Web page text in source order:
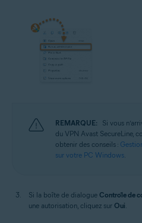
REMARQUE:
Si vous
du VPN Avast SecureLine,
obtenir des conseils :
sur votre PC Windows.
Si la boîte de dialogue Contrôle de
une autorisation, cliquez sur Oui.